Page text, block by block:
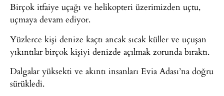
Birçok itfaiye uçağı ve helikopteri üzerimizden uçtu,
uçmaya devam ediyor.
Yüzlerce kişi denize kaçtı ancak sıcak küller ve uçuşan
yıkıntılar birçok kişiyi denizde açılmak zorunda bıraktı.
Dalgalar yüksekti ve akıntı insanları Evia Adası’na doğru
sürükledi.